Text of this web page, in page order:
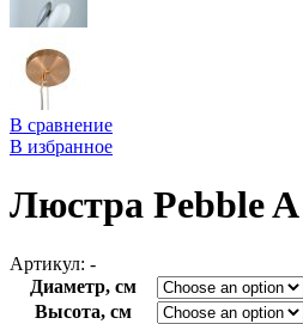
В сравнение
В избранное
Люстра Pebble
Артикул: -
Диаметр, см
Высота, см